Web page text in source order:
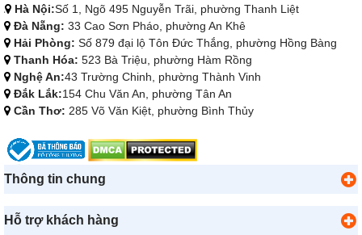
Hà Nội:Số 1, Ngõ 495 Nguyễn Trãi, phường Thanh Liệt
Đà Nẵng: 33 Cao Sơn Pháo, phường An Khê
Hải Phòng: Số 879 đại lộ Tôn Đức Thắng, phường Hồng Bàng
Thanh Hóa: 523 Bà Triệu, phường Hàm Rồng
Nghệ An:43 Trường Chinh, phường Thành Vinh
Đắk Lắk:154 Chu Văn An, phường Tân An
Cần Thơ: 285 Võ Văn Kiệt, phường Bình Thủy
Thông tin chung
Hỗ trợ khách hàng